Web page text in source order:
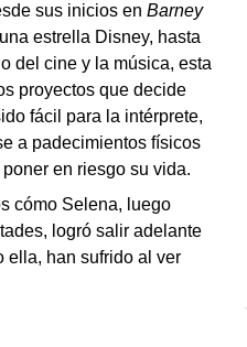
sus inicios en Barney
estrella Disney, hasta
del cine y la música, esta
proyectos que decide
fácil para la intérprete,
a padecimientos físicos
en riesgo su vida.
cómo Selena, luego
logró salir adelante
ella, han sufrido al ver